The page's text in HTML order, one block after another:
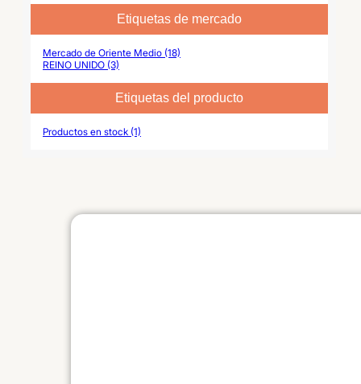
Etiquetas de mercado
Mercado de Oriente Medio (18)
REINO UNIDO (3)
Etiquetas del producto
Productos en stock (1)